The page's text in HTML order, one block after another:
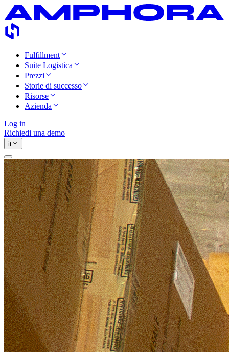
Fulfillment
Suite Logistica
Prezzi
Storie di successo
Risorse
Azienda
Log in
Richiedi una demo
it